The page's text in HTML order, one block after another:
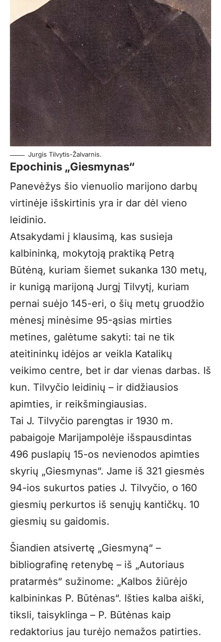
Jurgis Tilvytis-Žalvarnis.
Epochinis „Giesmynas“
Panevėžys šio vienuolio marijono darbų
virtinėje išskirtinis yra ir dar dėl vieno
leidinio.
Atsakydami į klausimą, kas susieja
kalbininką, mokytoją praktiką Petrą
Būtėną, kuriam šiemet sukanka 130 metų,
ir kunigą marijoną Jurgį Tilvytį, kuriam
pernai suėjo 145-eri, o šių metų gruodžio
mėnesį minėsime 95-ąsias mirties
metines, galėtume sakyti: tai ne tik
ateitininkų idėjos ar veikla Katalikų
veikimo centre, bet ir dar vienas darbas. Iš
kun. Tilvyčio leidinių – ir didžiausios
apimties, ir reikšmingiausias.
Tai J. Tilvyčio parengtas ir 1930 m.
pabaigoje Marijampolėje išspausdintas
496 puslapių 15-os nevienodos apimties
skyrių „Giesmynas“. Jame iš 321 giesmės
94-ios sukurtos paties J. Tilvyčio, o 160
giesmių perkurtos iš senųjų kantičkų. 10
giesmių su gaidomis.
Šiandien atsivertę „Giesmyną“ –
bibliografinę retenybę – iš „Autoriaus
pratarmės“ sužinome: „Kalbos žiūrėjo
kalbininkas P. Būtėnas“. Išties kalba aiški,
tiksli, taisyklinga – P. Būtėnas kaip
redaktorius jau turėjo nemažos patirties.